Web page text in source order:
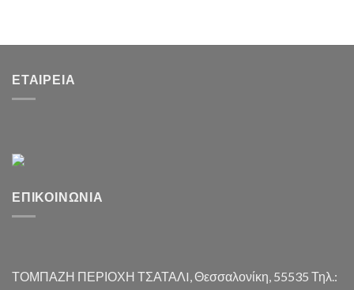
ΕΤΑΙΡΕΊΑ
ΕΠΙΚΟΙΝΩΝΊΑ
ΤΟΜΠΑΖΗ ΠΕΡΙΟΧΗ ΤΣΑΤΑΛI, Θεσσαλονίκη, 55535 Τηλ.: